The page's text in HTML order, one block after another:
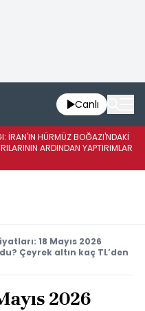
Canlı
İRAN'IN HÜRMÜZ BOĞAZI'NDAKİ
ARDINDAN YAPTIRIMLAR
18 Mayıs 2026
Çeyrek altın kaç TL’den
2026